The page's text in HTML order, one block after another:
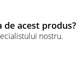
acest produs?
nostru.